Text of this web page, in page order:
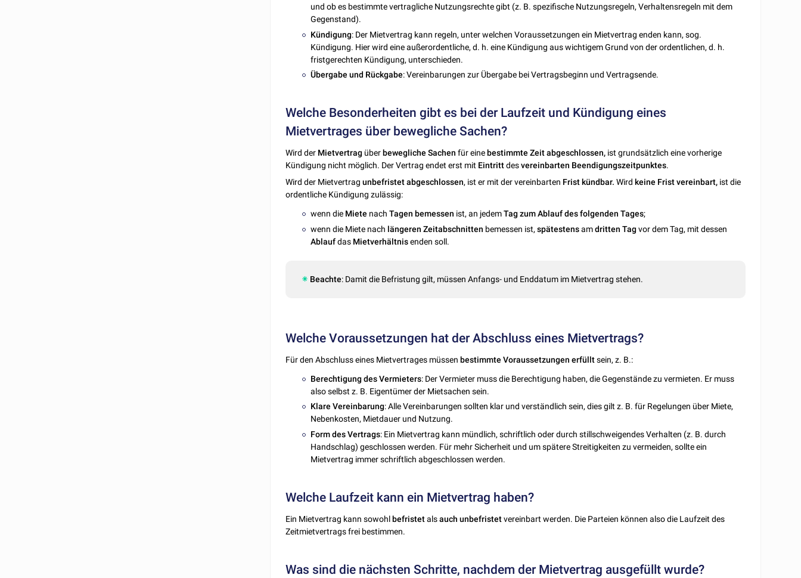
und ob es bestimmte vertragliche Nutzungsrechte gibt (z. B. spezifische Nutzungsregeln, Verhaltensregeln mit dem
Gegenstand).
Kündigung: Der Mietvertrag kann regeln, unter welchen Voraussetzungen ein Mietvertrag enden kann, sog.
Kündigung. Hier wird eine außerordentliche, d. h. eine Kündigung aus wichtigem Grund von der ordentlichen, d. h.
fristgerechten Kündigung, unterschieden.
Übergabe und Rückgabe: Vereinbarungen zur Übergabe bei Vertragsbeginn und Vertragsende.
Welche Besonderheiten gibt es bei der Laufzeit und Kündigung eines
Mietvertrages über bewegliche Sachen?
Wird der Mietvertrag über bewegliche Sachen für eine bestimmte Zeitabgeschlossen, ist grundsätzlich eine vorherige
Kündigung nicht möglich. Der Vertrag endet erst mit Eintrittdesvereinbarten Beendigungszeitpunktes.
Wird der Mietvertragunbefristetabgeschlossen, ist er mit der vereinbarten Frist kündbar. Wird keine Frist vereinbart, ist die
ordentliche Kündigung zulässig:
wenn die Miete nachTagen bemessen ist, an jedemTag zum Ablauf des folgenden Tages;
wenn die Miete nach längeren Zeitabschnitten bemessen ist,spätestensamdritten Tag vor dem Tag, mit dessen
Ablaufdas Mietverhältnisenden soll.
Beachte: Damit die Befristung gilt, müssen Anfangs- und Enddatum im Mietvertrag stehen.
Welche Voraussetzungen hat der Abschluss eines Mietvertrags?
Für den Abschluss eines Mietvertrages müssen bestimmte Voraussetzungen erfülltsein, z. B.:
Berechtigung desVermieters: Der Vermieter muss die Berechtigung haben, die Gegenstände zu vermieten. Er muss
also selbst z. B. Eigentümer der Mietsachen sein.
Klare Vereinbarung: Alle Vereinbarungen sollten klar und verständlich sein, dies gilt z. B. für Regelungen über Miete,
Nebenkosten, Mietdauer und Nutzung.
FormdesVertrags: Ein Mietvertrag kann mündlich, schriftlich oder durch stillschweigendes Verhalten (z. B. durch
Handschlag) geschlossen werden. Für mehr Sicherheit und um spätere Streitigkeiten zu vermeiden, sollte ein
Mietvertrag immer schriftlich abgeschlossen werden.
Welche Laufzeit kann ein Mietvertrag haben?
Ein Mietvertrag kann sowohl befristetalsauch unbefristetvereinbart werden. Die Parteien können also die Laufzeit des
Zeitmietvertrags frei bestimmen.
Was sind die nächsten Schritte, nachdem der Mietvertrag ausgefüllt wurde?